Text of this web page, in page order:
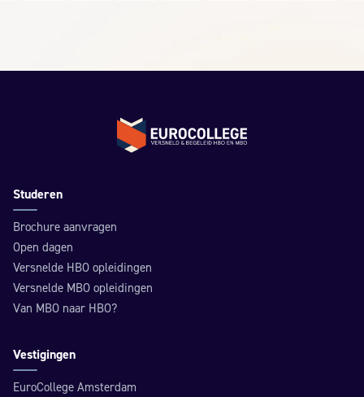
Terug naar de homepage
Studeren
Brochure aanvragen
Open dagen
Versnelde HBO opleidingen
Versnelde MBO opleidingen
Van MBO naar HBO?
Vestigingen
EuroCollege Amsterdam